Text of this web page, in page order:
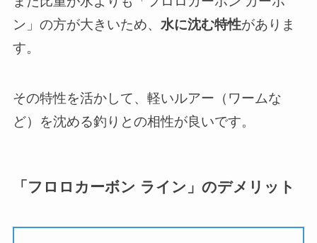
ン」の方が大きいため、 水に沈む特性がありま
す。
その特性を活かして、軽いルアー（ワームな
ど）を沈める釣りとの相性が良いです。
「フロロカーボン ライン」のデメリット